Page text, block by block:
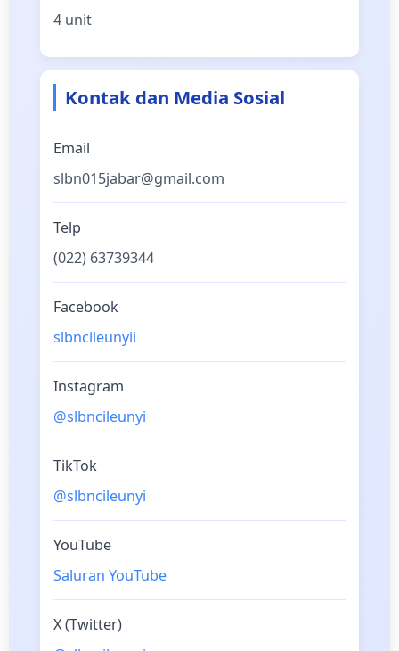
4 unit
Kontak dan Media Sosial
Email
slbn015jabar@gmail.com
Telp
(022) 63739344
Facebook
slbncileunyii
Instagram
@slbncileunyi
TikTok
@slbncileunyi
YouTube
Saluran YouTube
X (Twitter)